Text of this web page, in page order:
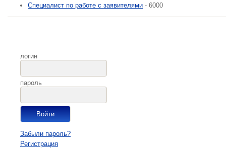
Cпециалист по работе с заявителями - 6000
логин
пароль
Забыли пароль?
Регистрация